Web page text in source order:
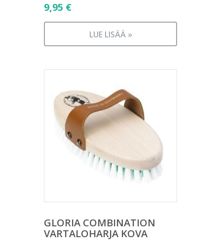
9,95 €
LUE LISÄÄ »
GLORIA COMBINATION
VARTALOHARJA KOVA